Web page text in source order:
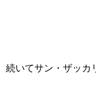
続いてサン・ザッカ